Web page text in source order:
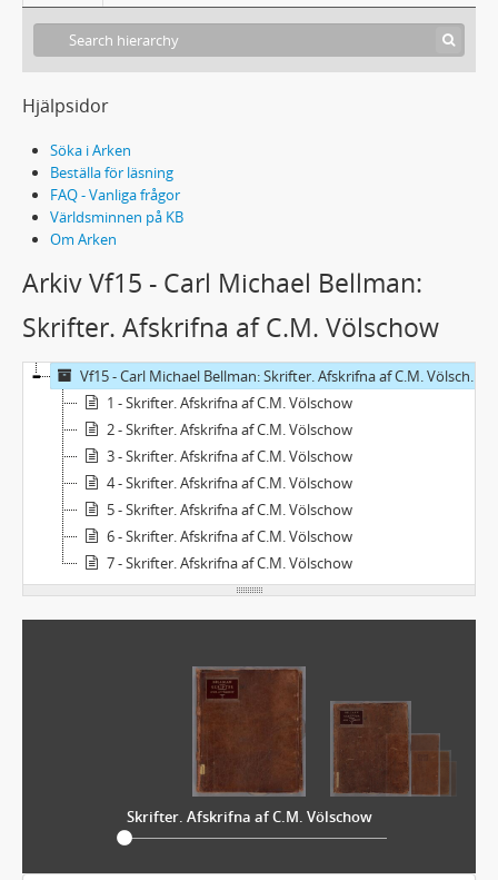
Hjälpsidor
Söka i Arken
Beställa för läsning
FAQ - Vanliga frågor
Världsminnen på KB
Om Arken
Arkiv Vf15 - Carl Michael Bellman:
Skrifter. Afskrifna af C.M. Völschow
Vf15 - Carl Michael Bellman: Skrifter. Afskrifna af C.M. Völschow
1 - Skrifter. Afskrifna af C.M. Völschow
2 - Skrifter. Afskrifna af C.M. Völschow
3 - Skrifter. Afskrifna af C.M. Völschow
4 - Skrifter. Afskrifna af C.M. Völschow
5 - Skrifter. Afskrifna af C.M. Völschow
6 - Skrifter. Afskrifna af C.M. Völschow
7 - Skrifter. Afskrifna af C.M. Völschow
Skrifter. Afskrifna af C.M. Völschow